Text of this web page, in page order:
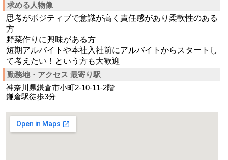
求める人物像
思考がポジティブで意識が高く責任感があり柔軟性のある
方
野菜作りに興味がある方
短期アルバイトや本社入社前にアルバイトからスタートし
て考えたい！という方も大歓迎
勤務地・アクセス 最寄り駅
神奈川県鎌倉市小町2-10-11-2階
鎌倉駅徒歩3分